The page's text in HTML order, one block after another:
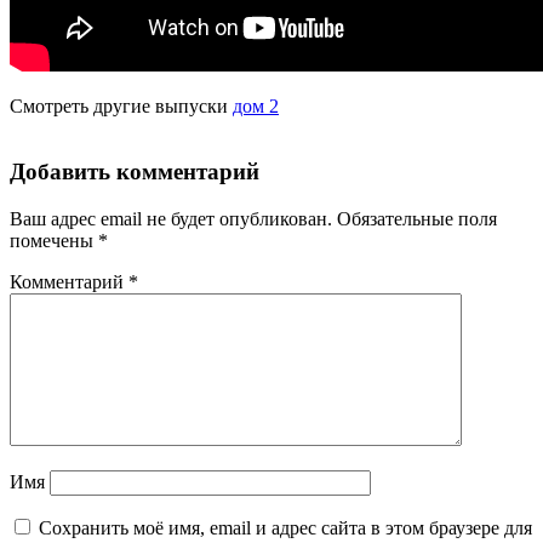
Смотреть другие выпуски дом 2
Добавить комментарий
Ваш адрес email не будет опубликован. Обязательные поля
помечены *
Комментарий *
Имя
Сохранить моё имя, email и адрес сайта в этом браузере для